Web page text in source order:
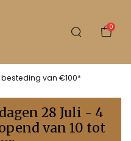
0
van €100*
28 Juli - 4
van 10 tot